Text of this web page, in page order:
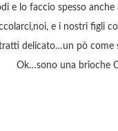
e lo faccio spesso
e i nostri figli
delicato…un pò come
Ok…sono una brioche